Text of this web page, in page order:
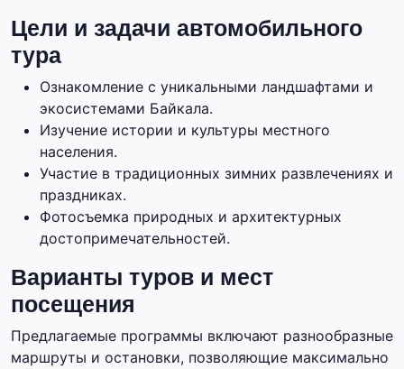
Цели и задачи автомобильного
тура
Ознакомление с уникальными ландшафтами и
экосистемами Байкала.
Изучение истории и культуры местного
населения.
Участие в традиционных зимних развлечениях и
праздниках.
Фотосъемка природных и архитектурных
достопримечательностей.
Варианты туров и мест
посещения
Предлагаемые программы включают разнообразные
маршруты и остановки, позволяющие максимально